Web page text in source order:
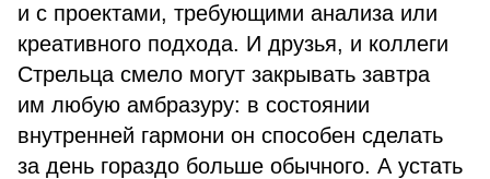
и с проектами, требующими анализа или
креативного подхода. И друзья, и коллеги
Стрельца смело могут закрывать завтра
им любую амбразуру: в состоянии
внутренней гармони он способен сделать
за день гораздо больше обычного. А устать